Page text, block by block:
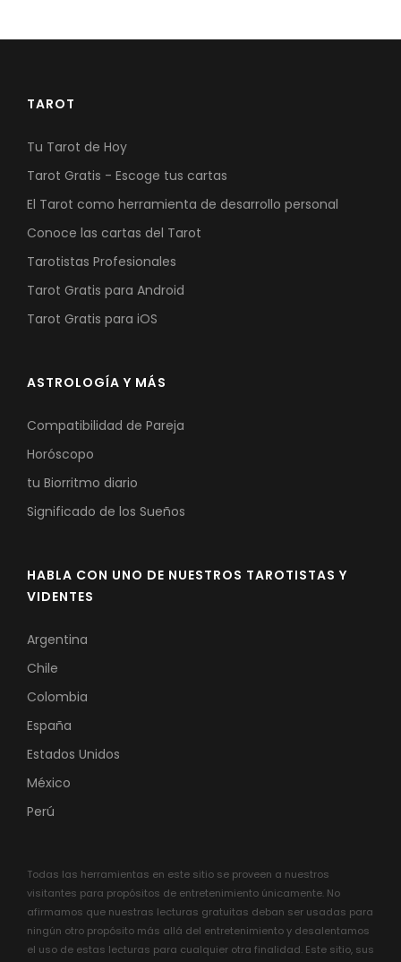
TAROT
Tu Tarot de Hoy
Tarot Gratis - Escoge tus cartas
El Tarot como herramienta de desarrollo personal
Conoce las cartas del Tarot
Tarotistas Profesionales
Tarot Gratis para Android
Tarot Gratis para iOS
ASTROLOGÍA Y MÁS
Compatibilidad de Pareja
Horóscopo
tu Biorritmo diario
Significado de los Sueños
HABLA CON UNO DE NUESTROS TAROTISTAS Y
VIDENTES
Argentina
Chile
Colombia
España
Estados Unidos
México
Perú
Todas las herramientas en este sitio se proveen a nuestros
visitantes para propósitos de entretenimiento únicamente. No
afirmamos que nuestras lecturas gratuitas deban ser usadas para
ningún otro propósito más allá del entretenimiento y desalentamos
el uso de estas lecturas para cualquier otra finalidad. Este sitio, sus